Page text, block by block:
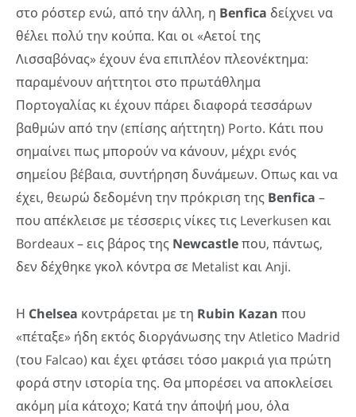
στο ρόστερ ενώ, από την άλλη, η Benfica δείχνει να
θέλει πολύ την κούπα. Και οι «Αετοί της
Λισσαβόνας» έχουν ένα επιπλέον πλεονέκτημα:
παραμένουν αήττητοι στο πρωτάθλημα
Πορτογαλίας κι έχουν πάρει διαφορά τεσσάρων
βαθμών από την (επίσης αήττητη) Porto. Κάτι που
σημαίνει πως μπορούν να κάνουν, μέχρι ενός
σημείου βέβαια, συντήρηση δυνάμεων. Οπως και να
έχει, θεωρώ δεδομένη την πρόκριση της Benfica –
που απέκλεισε με τέσσερις νίκες τις Leverkusen και
Bordeaux – εις βάρος της Newcastleπου, πάντως,
δεν δέχθηκε γκολ κόντρα σε Metalist και Anji.
Η Chelsea κοντράρεται με τη Rubin Kazan που
«πέταξε» ήδη εκτός διοργάνωσης την Atletico Madrid
(του Falcao) και έχει φτάσει τόσο μακριά για πρώτη
φορά στην ιστορία της. Θα μπορέσει να αποκλείσει
ακόμη μία κάτοχο; Κατά την άποψή μου, όλα